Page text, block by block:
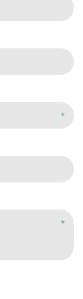
*
*